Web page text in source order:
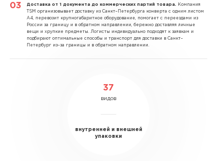
Доставка от 1 документа до коммерческих партий товара.
Компания
TSM организовывает доставку из Санкт–Петербурга конверта с одним листом
А4, перевозит крупногабаритное оборудование, помогает с переездами из
России за границу и в обратном направлении, бережно доставляя личные
вещи и хрупкие предметы. Логисты индивидуально подходят к заявкам и
подбирают оптимальные способы и транспорт для доставки в Санкт–
Петербург из–за границы и в обратном направлении.
37
видов
внутренней и внешней
упаковки